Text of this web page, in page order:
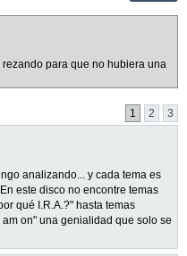
para que no hubiera una
1 2 3
analizando... y cada tema es
este disco no encontre temas
qué I.R.A.?" hasta temas
on" una genialidad que solo se